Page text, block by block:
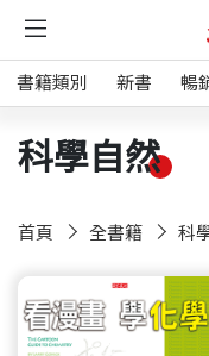
書籍類別 新書 暢
科學自然
首頁 全書籍 科